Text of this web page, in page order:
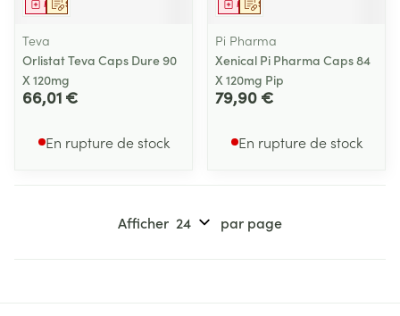
Sur prescription
Médicament
Teva
Orlistat Teva Caps Dure 90
X 120mg
66,01 €
En rupture de stock
Sur prescription
Médicament
Pi Pharma
Xenical Pi Pharma Caps 84
X 120mg Pip
79,90 €
En rupture de stock
Afficher par page